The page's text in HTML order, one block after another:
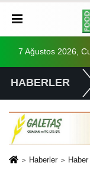
7 Ağustos 2026,
HABERLER
Haberler Haber